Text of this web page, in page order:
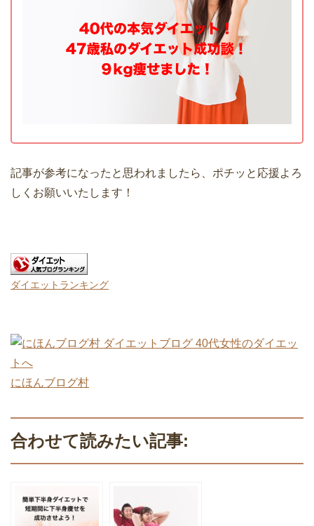
記事が参考になったと思われましたら、ポチッと応援よろ
しくお願いいたします！
ダイエットランキング
にほんブログ村
合わせて読みたい記事: